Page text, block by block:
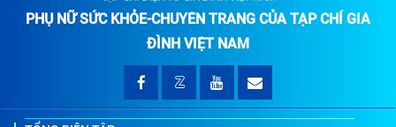
PHỤ NỮ SỨC KHỎE-CHUYÊN TRANG CỦA TẠP CHÍ GIA
ĐÌNH VIỆT NAM